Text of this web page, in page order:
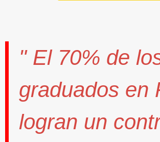
" El 70% de
graduados en
logran un